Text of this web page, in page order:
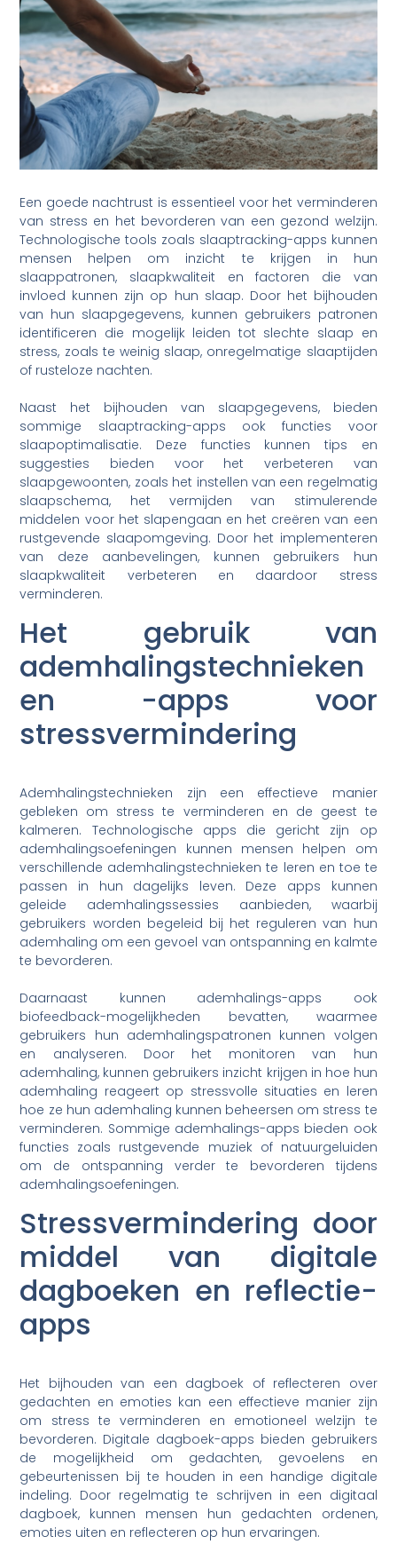
Een goede nachtrust is essentieel voor het verminderen
van stress en het bevorderen van een gezond welzijn.
Technologische tools zoals slaaptracking-apps kunnen
mensen helpen om inzicht te krijgen in hun
slaappatronen, slaapkwaliteit en factoren die van
invloed kunnen zijn op hun slaap. Door het bijhouden
van hun slaapgegevens, kunnen gebruikers patronen
identificeren die mogelijk leiden tot slechte slaap en
stress, zoals te weinig slaap, onregelmatige slaaptijden
of rusteloze nachten.
Naast het bijhouden van slaapgegevens, bieden
sommige slaaptracking-apps ook functies voor
slaapoptimalisatie. Deze functies kunnen tips en
suggesties bieden voor het verbeteren van
slaapgewoonten, zoals het instellen van een regelmatig
slaapschema, het vermijden van stimulerende
middelen voor het slapengaan en het creëren van een
rustgevende slaapomgeving. Door het implementeren
van deze aanbevelingen, kunnen gebruikers hun
slaapkwaliteit verbeteren en daardoor stress
verminderen.
Het gebruik van
ademhalingstechnieken
en -apps voor
stressvermindering
Ademhalingstechnieken zijn een effectieve manier
gebleken om stress te verminderen en de geest te
kalmeren. Technologische apps die gericht zijn op
ademhalingsoefeningen kunnen mensen helpen om
verschillende ademhalingstechnieken te leren en toe te
passen in hun dagelijks leven. Deze apps kunnen
geleide ademhalingssessies aanbieden, waarbij
gebruikers worden begeleid bij het reguleren van hun
ademhaling om een gevoel van ontspanning en kalmte
te bevorderen.
Daarnaast kunnen ademhalings-apps ook
biofeedback-mogelijkheden bevatten, waarmee
gebruikers hun ademhalingspatronen kunnen volgen
en analyseren. Door het monitoren van hun
ademhaling, kunnen gebruikers inzicht krijgen in hoe hun
ademhaling reageert op stressvolle situaties en leren
hoe ze hun ademhaling kunnen beheersen om stress te
verminderen. Sommige ademhalings-apps bieden ook
functies zoals rustgevende muziek of natuurgeluiden
om de ontspanning verder te bevorderen tijdens
ademhalingsoefeningen.
Stressvermindering door
middel van digitale
dagboeken en reflectie-
apps
Het bijhouden van een dagboek of reflecteren over
gedachten en emoties kan een effectieve manier zijn
om stress te verminderen en emotioneel welzijn te
bevorderen. Digitale dagboek-apps bieden gebruikers
de mogelijkheid om gedachten, gevoelens en
gebeurtenissen bij te houden in een handige digitale
indeling. Door regelmatig te schrijven in een digitaal
dagboek, kunnen mensen hun gedachten ordenen,
emoties uiten en reflecteren op hun ervaringen.